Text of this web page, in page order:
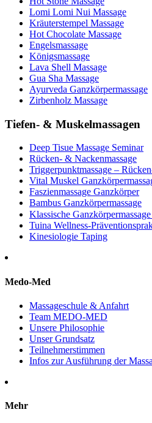
Lomi Lomi Nui Massage
Kräuterstempel Massage
Hot Chocolate Massage
Engelsmassage
Königsmassage
Lava Shell Massage
Gua Sha Massage
Ayurveda Ganzkörpermassage
Zirbenholz Massage
Tiefen- & Muskelmassagen
Deep Tisue Massage Seminar
Rücken- & Nackenmassage
Triggerpunktmassage –
Vital Muskel
Faszienmassage Ganzkörper
Bambus Ganzkörpermassage
Klassische
Tuina Wellness-
Kinesiologie Taping
Medo-Med
Massageschule & Anfahrt
Team MEDO-MED
Unsere Philosophie
Unser Grundsatz
Teilnehmerstimmen
Infos zur Ausführung der
Mehr